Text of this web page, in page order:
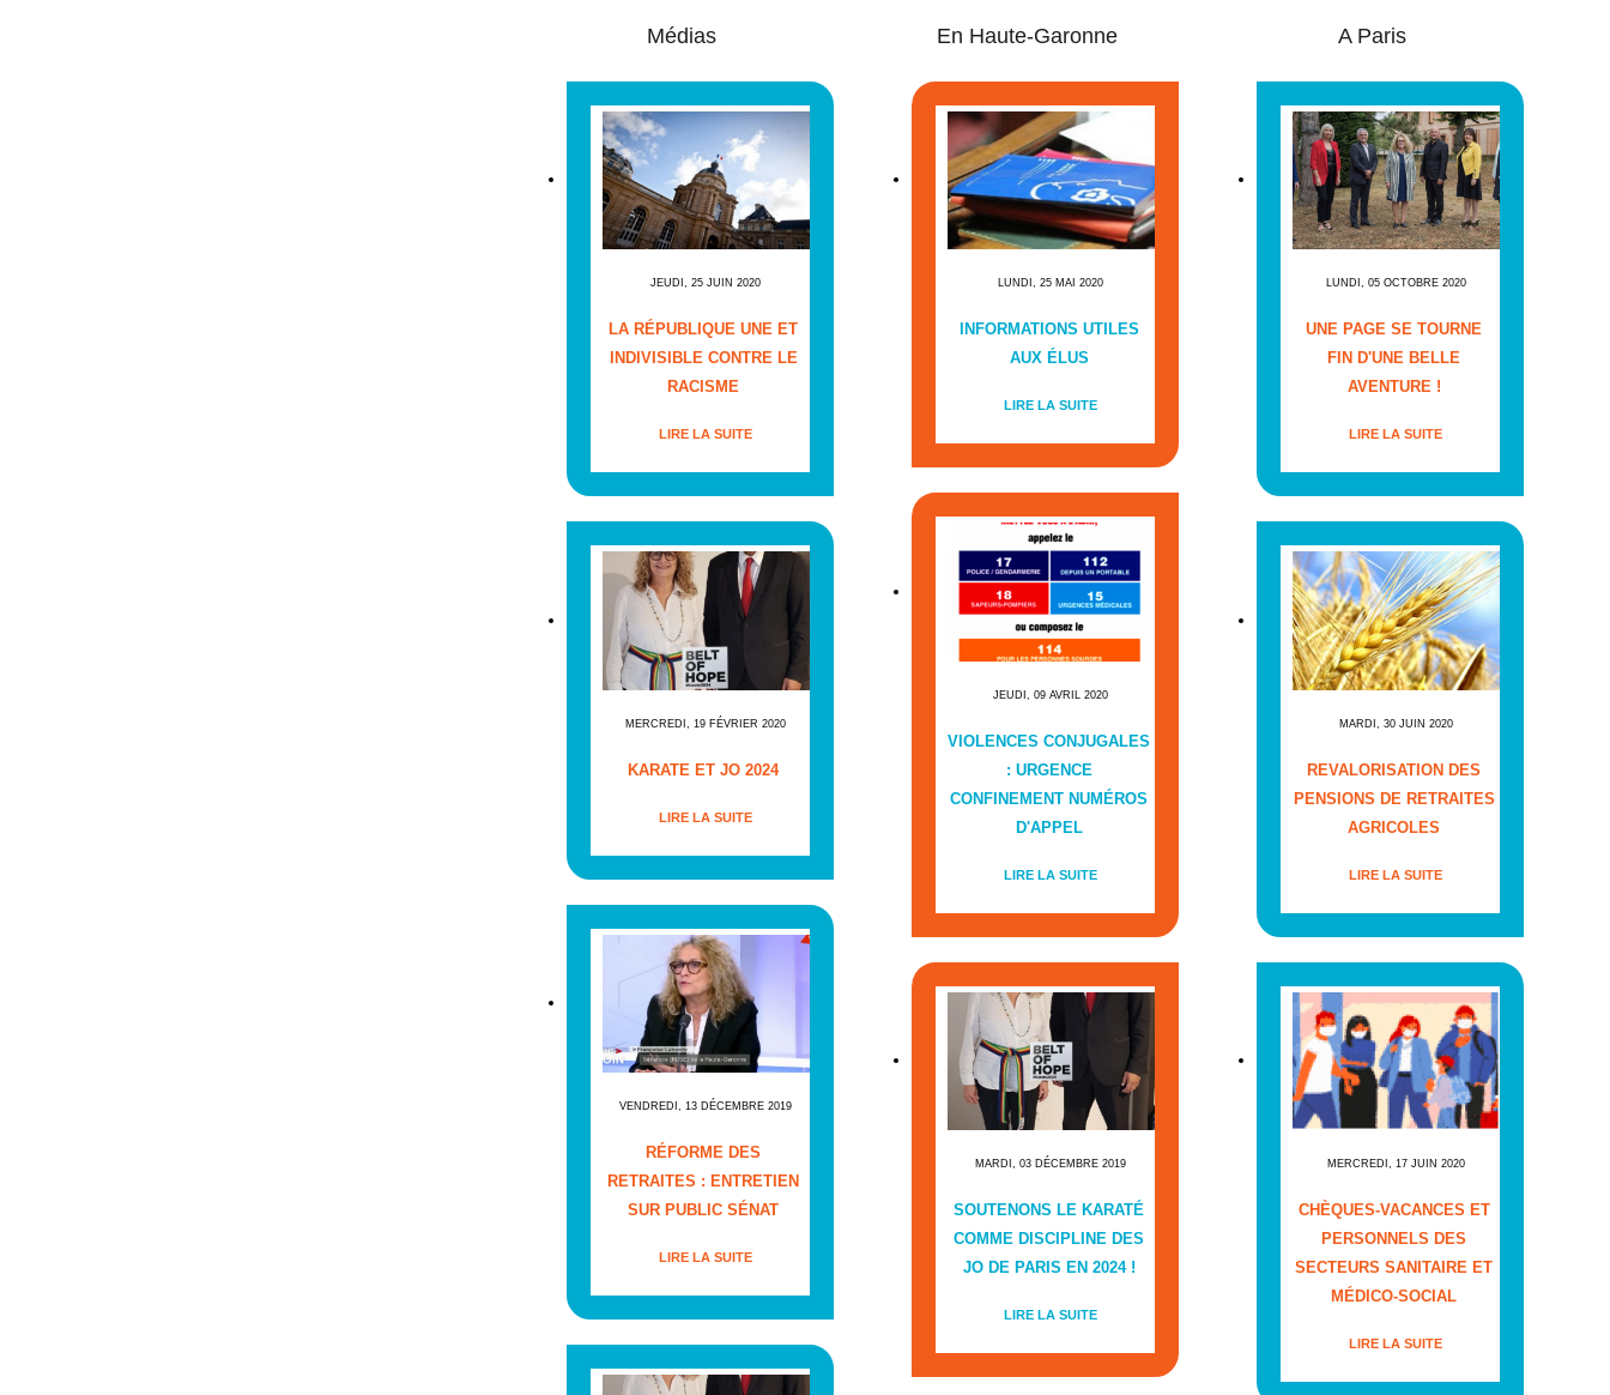
Médias
JEUDI, 25 JUIN 2020
LA RÉPUBLIQUE UNE ET
INDIVISIBLE CONTRE LE
RACISME
LIRE LA SUITE
MERCREDI, 19 FÉVRIER 2020
KARATE ET JO 2024
LIRE LA SUITE
VENDREDI, 13 DÉCEMBRE 2019
RÉFORME DES
RETRAITES : ENTRETIEN
SUR PUBLIC SÉNAT
LIRE LA SUITE
En Haute-Garonne
LUNDI, 25 MAI 2020
INFORMATIONS UTILES
AUX ÉLUS
LIRE LA SUITE
JEUDI, 09 AVRIL 2020
VIOLENCES CONJUGALES
: URGENCE
CONFINEMENT NUMÉROS
D'APPEL
LIRE LA SUITE
MARDI, 03 DÉCEMBRE 2019
SOUTENONS LE KARATÉ
COMME DISCIPLINE DES
JO DE PARIS EN 2024 !
LIRE LA SUITE
A Paris
LUNDI, 05 OCTOBRE 2020
UNE PAGE SE TOURNE
FIN D'UNE BELLE
AVENTURE !
LIRE LA SUITE
MARDI, 30 JUIN 2020
REVALORISATION DES
PENSIONS DE RETRAITES
AGRICOLES
LIRE LA SUITE
MERCREDI, 17 JUIN 2020
CHÈQUES-VACANCES ET
PERSONNELS DES
SECTEURS SANITAIRE ET
MÉDICO-SOCIAL
LIRE LA SUITE